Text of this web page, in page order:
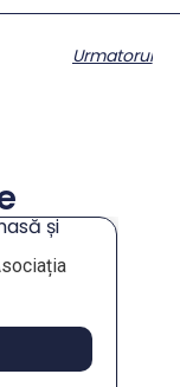
Urmatorul
și